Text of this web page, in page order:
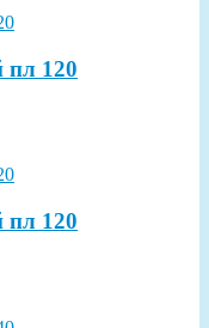
пл 120
пл 120